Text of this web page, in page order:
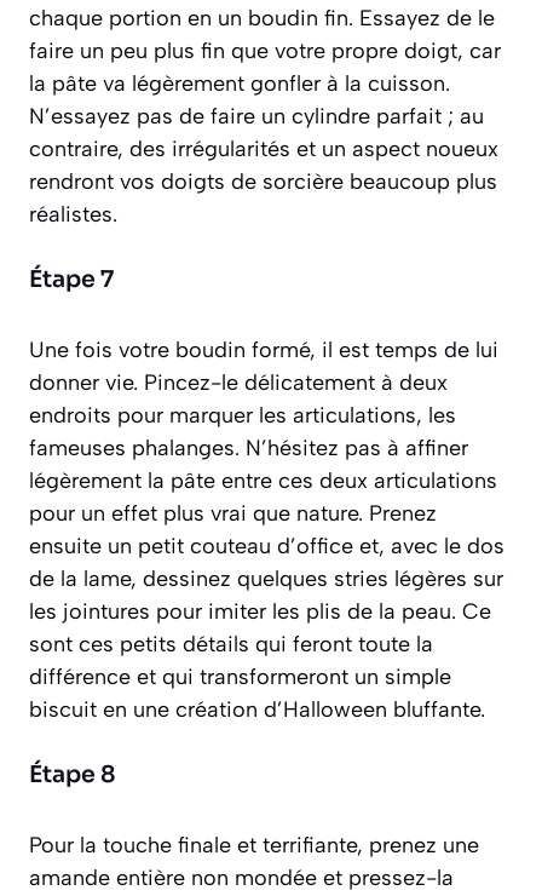
chaque portion en un boudin fin. Essayez de le
faire un peu plus fin que votre propre doigt, car
la pâte va légèrement gonfler à la cuisson.
N’essayez pas de faire un cylindre parfait ; au
contraire, des irrégularités et un aspect noueux
rendront vos doigts de sorcière beaucoup plus
réalistes.
Étape 7
Une fois votre boudin formé, il est temps de lui
donner vie. Pincez-le délicatement à deux
endroits pour marquer les articulations, les
fameuses phalanges. N’hésitez pas à affiner
légèrement la pâte entre ces deux articulations
pour un effet plus vrai que nature. Prenez
ensuite un petit couteau d’office et, avec le dos
de la lame, dessinez quelques stries légères sur
les jointures pour imiter les plis de la peau. Ce
sont ces petits détails qui feront toute la
différence et qui transformeront un simple
biscuit en une création d’Halloween bluffante.
Étape 8
Pour la touche finale et terrifiante, prenez une
amande entière non mondée et pressez-la